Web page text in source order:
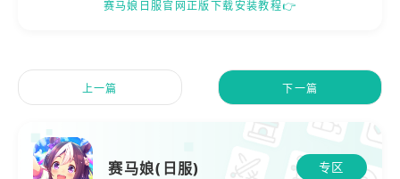
赛马娘日服官网正版下载安装教程👉
上一篇 下一篇
赛马娘(日服) 专区